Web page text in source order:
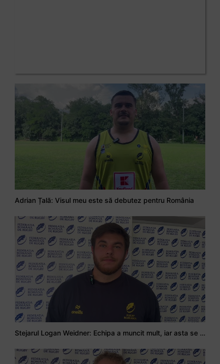
Adrian Țală: Visul meu este să debutez pentru România
Stejarul Logan Weidner: Echipa a muncit mult, iar asta se va vedea în meciurile de la Nations Cup